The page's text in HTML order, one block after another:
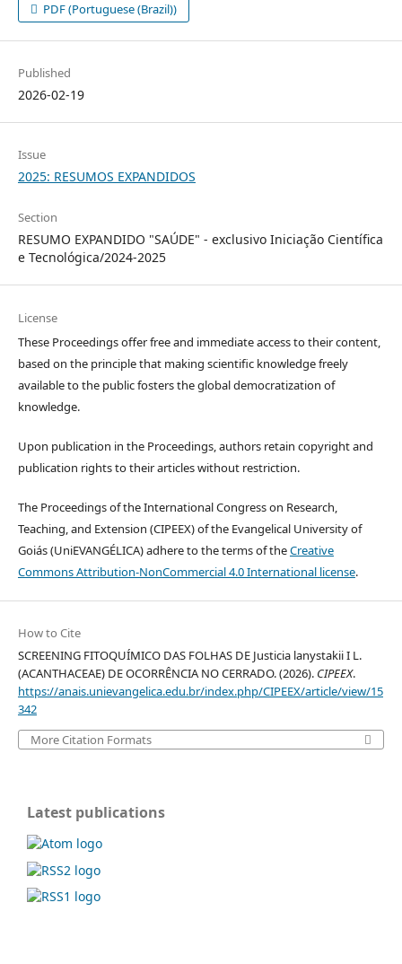
PDF (Portuguese (Brazil))
Published
2026-02-19
Issue
2025: RESUMOS EXPANDIDOS
Section
RESUMO EXPANDIDO "SAÚDE" - exclusivo Iniciação Científica
e Tecnológica/2024-2025
License
These Proceedings offer free and immediate access to their content,
based on the principle that making scientific knowledge freely
available to the public fosters the global democratization of
knowledge.
Upon publication in the Proceedings, authors retain copyright and
publication rights to their articles without restriction.
The Proceedings of the International Congress on Research,
Teaching, and Extension (CIPEEX) of the Evangelical University of
Goiás (UniEVANGÉLICA) adhere to the terms of theCreative
Commons Attribution-NonCommercial 4.0 International license.
How to Cite
SCREENING FITOQUÍMICO DAS FOLHAS DE Justicia lanystakii I L.
(ACANTHACEAE) DE OCORRÊNCIA NO CERRADO. (2026). CIPEEX.
https://anais.unievangelica.edu.br/index.php/CIPEEX/article/view/15
342
More Citation Formats
Latest publications